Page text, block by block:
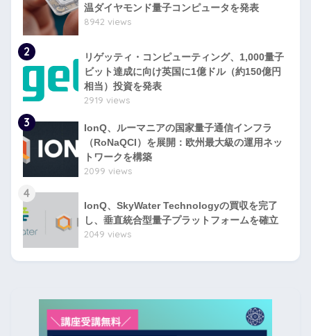
温ダイヤモンド量子コンピュータを発表
8942 views
2
リゲッティ・コンピューティング、1,000量子
ビット達成に向け英国に1億ドル（約150億円
相当）投資を発表
2919 views
3
IonQ、ルーマニアの国家量子通信インフラ
（RoNaQCI）を展開：欧州最大級の運用ネッ
トワークを構築
2099 views
4
IonQ、SkyWater Technologyの買収を完了
し、垂直統合型量子プラットフォームを確立
2049 views